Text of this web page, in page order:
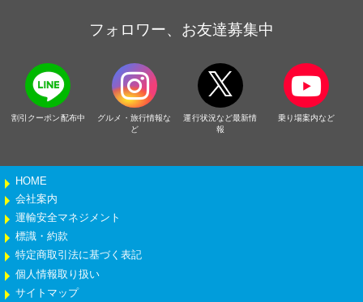
フォロワー、お友達募集中
割引クーポン配布中
グルメ・旅行情報な
ど
運行状況など最新情
報
乗り場案内など
HOME
会社案内
運輸安全マネジメント
標識・約款
特定商取引法に基づく表記
個人情報取り扱い
サイトマップ